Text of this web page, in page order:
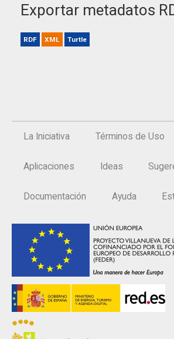
Exportar metadatos
RDF XML Turtle
La Iniciativa Términos de Uso
Aplicaciones Ideas
Documentación Ayuda